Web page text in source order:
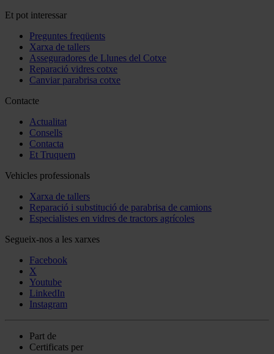
Et pot interessar
Preguntes freqüents
Xarxa de tallers
Asseguradores de Llunes del Cotxe
Reparació vidres cotxe
Canviar parabrisa cotxe
Contacte
Actualitat
Consells
Contacta
Et Truquem
Vehicles professionals
Xarxa de tallers
Reparació i substitució de parabrisa de camions
Especialistes en vidres de tractors agrícoles
Segueix-nos a les xarxes
Facebook
X
Youtube
LinkedIn
Instagram
Part de
Certificats per